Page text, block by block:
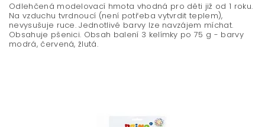
Odlehčená modelovací hmota vhodná pro děti již od 1 roku.
Na vzduchu tvrdnoucí (není potřeba vytvrdit teplem),
nevysušuje ruce. Jednotlivé barvy lze navzájem míchat.
Obsahuje pšenici. Obsah balení 3 kelímky po 75 g - barvy
modrá, červená, žlutá.